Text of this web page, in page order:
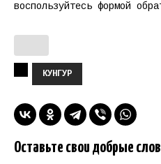
воспользуйтесь формой
КУНГУР
Оставьте свои добрые